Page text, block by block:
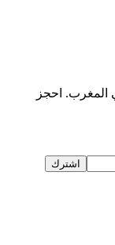
احجز
اشترك